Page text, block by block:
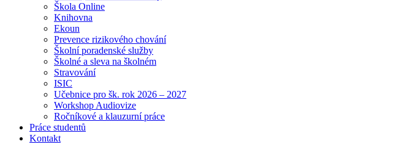
Škola Online
Knihovna
Ekoun
Prevence rizikového chování
Školní poradenské služby
Školné a sleva na školném
Stravování
ISIC
Učebnice pro šk. rok 2026 – 2027
Workshop Audiovize
Ročníkové a klauzurní práce
Práce studentů
Kontakt